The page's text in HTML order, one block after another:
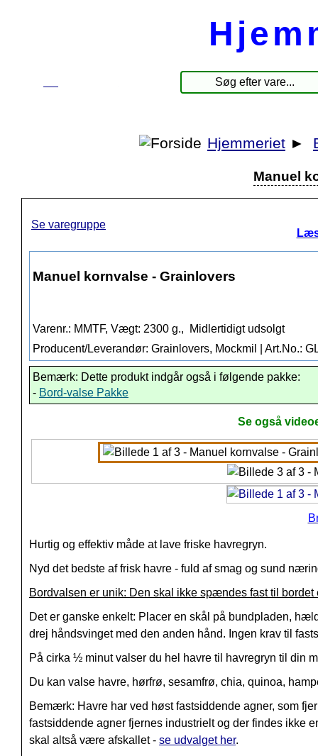
Hjemmeriet ►
Manuel
Se varegruppe
Manuel kornvalse - Grainlovers
Varenr.: MMTF, Vægt: 2300 g.,
Midlertidigt udsolgt
Producent/Leverandør: Grainlovers, Mockmil | Art.No.:
Bemærk: Dette produkt indgår også i følgende pakke:
- Bord-valse Pakke
Se også
Hurtig og effektiv måde at lave friske havregryn.
Nyd det bedste af frisk havre - fuld af smag og sund
Bordvalsen er unik: Den skal ikke spændes fast til bordet
Det er ganske enkelt: Placer en skål på bundpladen,
drej håndsvinget med den anden hånd. Ingen krav til
På cirka ½ minut valser du hel havre til havregryn til din
Du kan valse havre, hørfrø, sesamfrø, chia, quinoa, h
Bemærk: Havre har ved høst fastsiddende agner, som
fastsiddende agner fjernes industrielt og der findes ikke
skal altså være afskallet - se udvalget her.